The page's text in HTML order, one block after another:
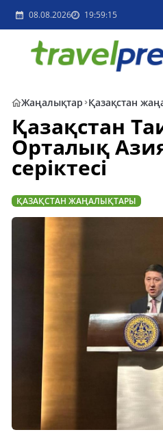
08.08.2026 19:59:15
Жаңалықтар Қазақстан
Қазақстан
Орталық
серіктесі
ҚАЗАҚСТАН ЖАҢАЛЫҚТАРЫ